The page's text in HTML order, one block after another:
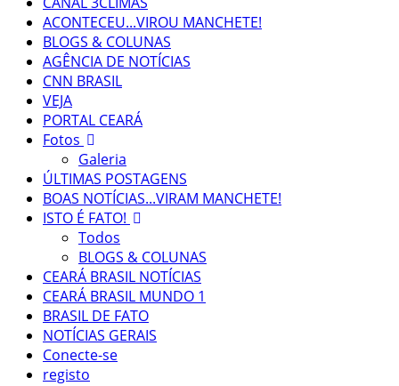
ACONTECEU...VIROU MANCHETE!
BLOGS & COLUNAS
AGÊNCIA DE NOTÍCIAS
CNN BRASIL
VEJA
PORTAL CEARÁ
Fotos
Galeria
ÚLTIMAS POSTAGENS
BOAS NOTÍCIAS...VIRAM MANCHETE!
ISTO É FATO!
Todos
BLOGS & COLUNAS
CEARÁ BRASIL NOTÍCIAS
CEARÁ BRASIL MUNDO 1
BRASIL DE FATO
NOTÍCIAS GERAIS
Conecte-se
registo